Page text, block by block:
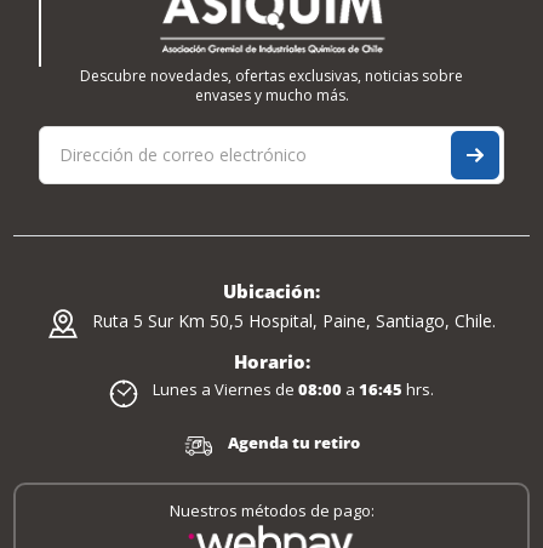
Descubre novedades, ofertas exclusivas, noticias sobre
envases y mucho más.
Ubicación:
Ruta 5 Sur Km 50,5 Hospital, Paine, Santiago, Chile.
Horario:
Lunes a Viernes de 08:00 a 16:45 hrs.
Agenda tu retiro
Nuestros métodos de pago: